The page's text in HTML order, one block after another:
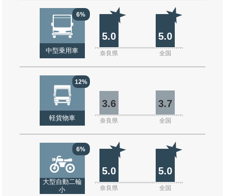
6%
中型乗用車
5.0 5.0
奈良県 全国
12%
軽貨物車
3.6 3.7
奈良県 全国
6%
大型自動二輪
小
5.0 5.0
奈良県 全国